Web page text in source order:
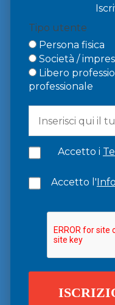
Tipo utente
Persona fisica
Società /
Libero
professionale
Accetto i
Accetto l'